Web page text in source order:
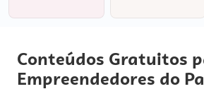
Conteúdos Gratuitos
Empreendedores do